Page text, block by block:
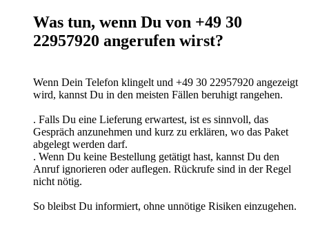
Was tun, wenn Du von +49 30
22957920 angerufen wirst?
Wenn Dein Telefon klingelt und +49 30 22957920 angezeigt
wird, kannst Du in den meisten Fällen beruhigt rangehen.
. Falls Du eine Lieferung erwartest, ist es sinnvoll, das
Gespräch anzunehmen und kurz zu erklären, wo das Paket
abgelegt werden darf.
. Wenn Du keine Bestellung getätigt hast, kannst Du den
Anruf ignorieren oder auflegen. Rückrufe sind in der Regel
nicht nötig.
So bleibst Du informiert, ohne unnötige Risiken einzugehen.